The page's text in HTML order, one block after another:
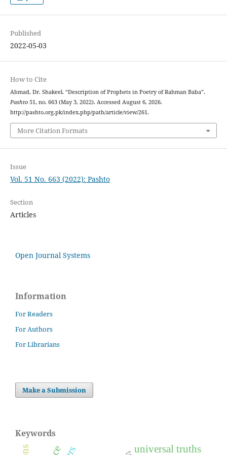
Published
2022-05-03
How to Cite
Ahmad, Dr. Shakeel. “Description of Prophets in Poetry of Rahman Baba”.
Pashto51, no. 663 (May 3, 2022). Accessed August 6, 2026.
http://pashto.org.pk/index.php/path/article/view/261.
More Citation Formats
Issue
Vol. 51 No. 663 (2022): Pashto
Section
Articles
Open Journal Systems
Information
For Readers
For Authors
For Librarians
Make a Submission
Keywords
universal truths